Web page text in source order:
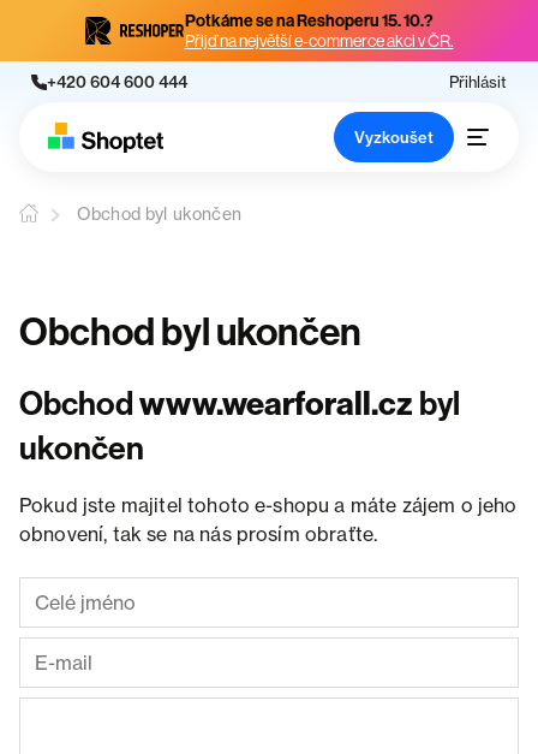
Potkáme se na Reshoperu 15. 10.?
Přijď na největší e-commerce akci v ČR.
+420 604 600 444 Přihlásit
Vyzkoušet
Obchod byl ukončen
Obchod byl ukončen
Obchodwww.wearforall.cz byl
ukončen
Pokud jste majitel tohoto e-shopu a máte zájem o jeho
obnovení, tak se na nás prosím obraťte.